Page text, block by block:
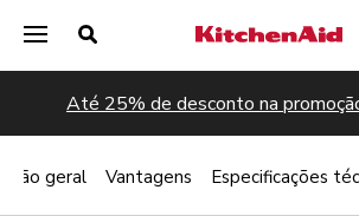
Até 25% de desconto na
geral Vantagens Especificações